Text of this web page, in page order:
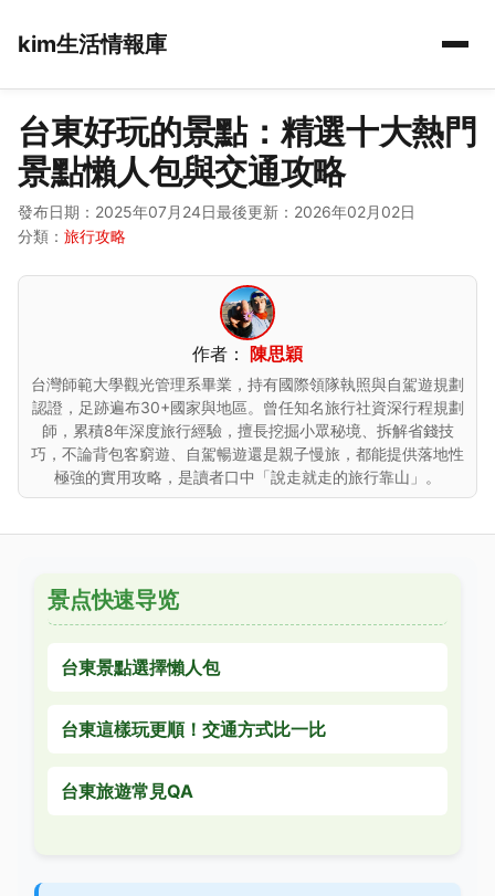
kim生活情報庫
台東好玩的景點：精選十大熱門
景點懶人包與交通攻略
發布日期：2025年07月24日最後更新：2026年02月02日
分類： 旅行攻略
作者： 陳思穎
台灣師範大學觀光管理系畢業，持有國際領隊執照與自駕遊規劃
認證，足跡遍布30+國家與地區。曾任知名旅行社資深行程規劃
師，累積8年深度旅行經驗，擅長挖掘小眾秘境、拆解省錢技
巧，不論背包客窮遊、自駕暢遊還是親子慢旅，都能提供落地性
極強的實用攻略，是讀者口中「說走就走的旅行靠山」。
景点快速导览
台東景點選擇懶人包
台東這樣玩更順！交通方式比一比
台東旅遊常見QA